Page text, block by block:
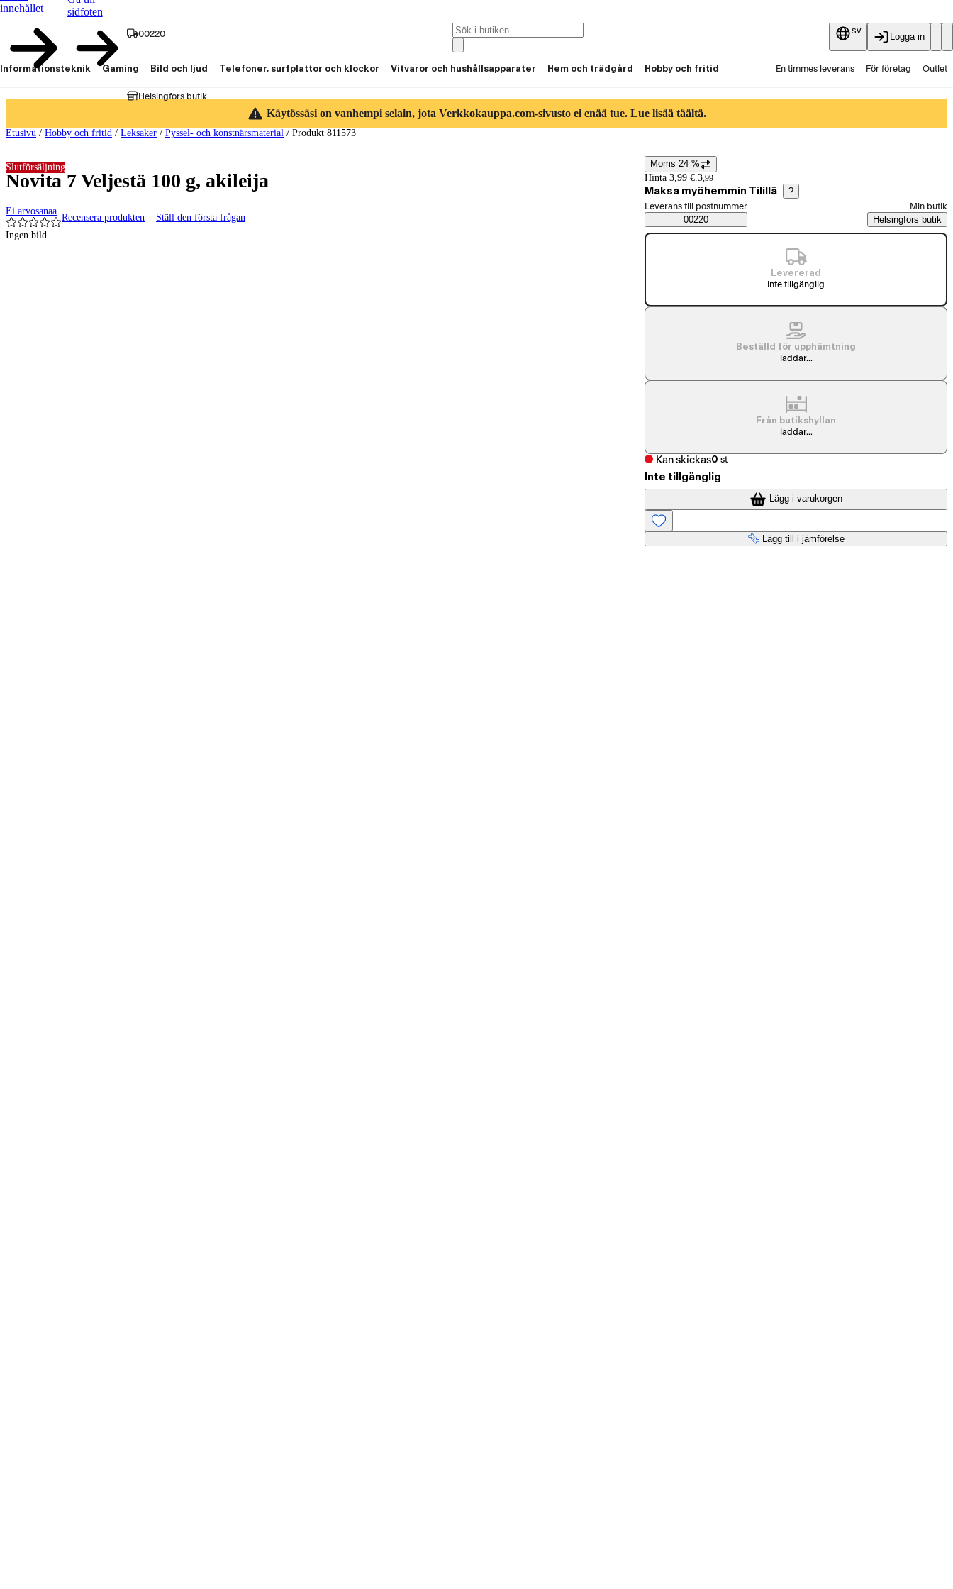
innehållet
sidfoten
00220
Helsingfors butik
sv
Logga in
Informationsteknik Gaming Bild och ljud Telefoner, surfplattor och klockor Vitvaror och hushållsapparater Hem och trädgård Hobby och fritid En timmes leverans För företag Outlet
Käytössäsi on vanhempi selain, jota Verkkokauppa.com-sivusto ei enää tue. Lue lisää täältä.
Etusivu / Hobby och fritid / Leksaker / Pyssel- och konstnärsmaterial / Produkt 811573
Novita 7 Veljestä 100 g, akileija
Ei arvosanaa
Recensera produkten Ställ den första frågan
Slutförsäljning
Ingen bild
Prisinformation
Moms 24 %
Hinta 3,99 €.3,99
Maksa myöhemmin Tilillä ?
Saatavuustiedot
Välj beställningssätt
Leverans till postnummer
00220
Min butik
Helsingfors butik
Levererad
Inte tillgänglig
Beställd för upphämtning
laddar...
Från butikshyllan
laddar...
Kan skickas0 st
Inte tillgänglig
Lägg i varukorgen
Lägg till i jämförelse